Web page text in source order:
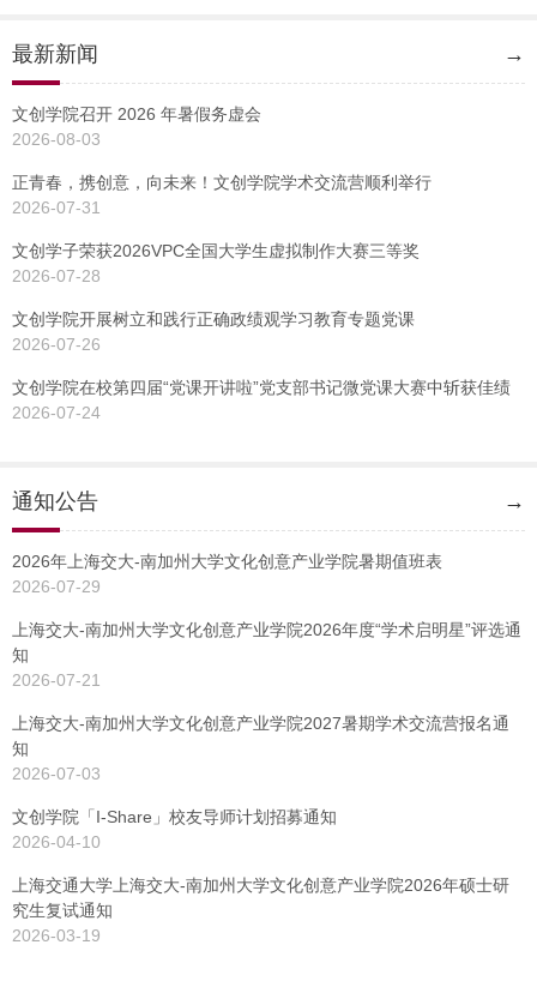
最新新闻 →
文创学院召开 2026 年暑假务虚会
2026-08-03
正青春，携创意，向未来！文创学院学术交流营顺利举行
2026-07-31
文创学子荣获2026VPC全国大学生虚拟制作大赛三等奖
2026-07-28
文创学院开展树立和践行正确政绩观学习教育专题党课
2026-07-26
文创学院在校第四届“党课开讲啦”党支部书记微党课大赛中斩获佳绩
2026-07-24
通知公告 →
2026年上海交大-南加州大学文化创意产业学院暑期值班表
2026-07-29
上海交大-南加州大学文化创意产业学院2026年度“学术启明星”评选通
知
2026-07-21
上海交大-南加州大学文化创意产业学院2027暑期学术交流营报名通
知
2026-07-03
文创学院「I-Share」校友导师计划招募通知
2026-04-10
上海交通大学上海交大-南加州大学文化创意产业学院2026年硕士研
究生复试通知
2026-03-19